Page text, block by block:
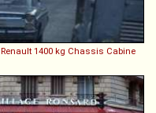
Renault 1400 kg Chassis Cabine